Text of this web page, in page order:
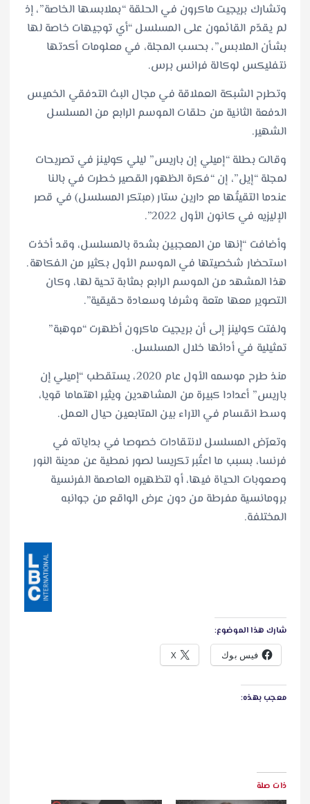
وتشارك بريجيت ماكرون في الحلقة “بملابسها الخاصة”، إذ
لم يقدّم القائمون على المسلسل “أي توجيهات خاصة لها
بشأن الملابس”، بحسب المجلة، في معلومات أكدتها
نتفليكس لوكالة فرانس برس.
وتطرح الشبكة العملاقة في مجال البث التدفقي الخميس
الدفعة الثانية من حلقات الموسم الرابع من المسلسل
الشهير.
وقالت بطلة “إميلي إن باريس” ليلي كولينز في تصريحات
لمجلة “إيل”، إن “فكرة الظهور القصير خطرت في بالنا
عندما التقيتُها مع دارين ستار (مبتكر المسلسل) في قصر
الإليزيه في كانون الأول 2022”.
وأضافت “إنها من المعجبين بشدة بالمسلسل، وقد أخذت
استحضار شخصيتها في الموسم الأول بكثير من الفكاهة.
هذا المشهد من الموسم الرابع بمثابة تحية لها، وكان
التصوير معها متعة وشرفا وسعادة حقيقية”.
ولفتت كولينز إلى أن بريجيت ماكرون أظهرت “موهبة”
تمثيلية في أدائها خلال المسلسل.
منذ طرح موسمه الأول عام 2020، يستقطب “إميلي إن
باريس” أعدادا كبيرة من المشاهدين ويثير اهتماما قويا،
وسط انقسام في الآراء بين المتابعين حيال العمل.
وتعرّض المسلسل لانتقادات خصوصا في بداياته في
فرنسا، بسبب ما اعتُبر تكريسا لصور نمطية عن مدينة النور
وصعوبات الحياة فيها، أو لتظهيره العاصمة الفرنسية
برومانسية مفرطة من دون عرض الواقع من جوانبه
المختلفة.
شارك هذا الموضوع:
فيس بوك X
معجب بهذه:
ذات صلة